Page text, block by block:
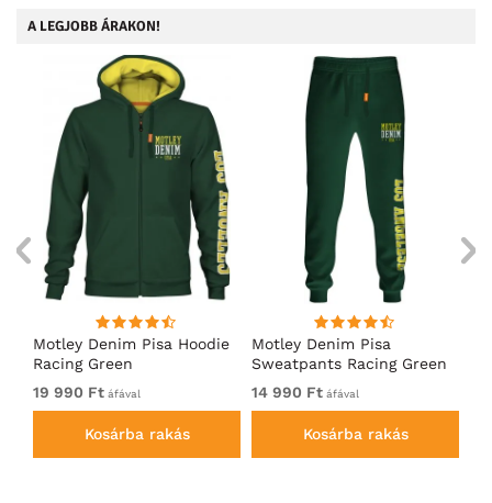
A LEGJOBB ÁRAKON!
Motley Denim Pisa Hoodie
Racing Green
19 990 Ft áfával
Kosárba rakás
Motley Denim Pisa
Sweatpants Racing Green
14 990 Ft áfával
Kosárba rakás